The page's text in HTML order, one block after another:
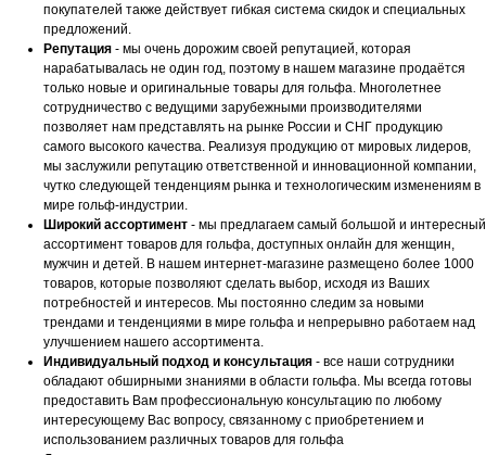
покупателей также действует гибкая система скидок и специальных
предложений.
Репутация - мы очень дорожим своей репутацией, которая
нарабатывалась не один год, поэтому в нашем магазине продаётся
только новые и оригинальные товары для гольфа. Многолетнее
сотрудничество с ведущими зарубежными производителями
позволяет нам представлять на рынке России и СНГ продукцию
самого высокого качества. Реализуя продукцию от мировых лидеров,
мы заслужили репутацию ответственной и инновационной компании,
чутко следующей тенденциям рынка и технологическим изменениям в
мире гольф-индустрии.
Широкий ассортимент - мы предлагаем самый большой и интересный
ассортимент товаров для гольфа, доступных онлайн для женщин,
мужчин и детей. В нашем интернет-магазине размещено более 1000
товаров, которые позволяют сделать выбор, исходя из Ваших
потребностей и интересов. Мы постоянно следим за новыми
трендами и тенденциями в мире гольфа и непрерывно работаем над
улучшением нашего ассортимента.
Индивидуальный подход и консультация - все наши сотрудники
обладают обширными знаниями в области гольфа. Мы всегда готовы
предоставить Вам профессиональную консультацию по любому
интересующему Вас вопросу, связанному с приобретением и
использованием различных товаров для гольфа